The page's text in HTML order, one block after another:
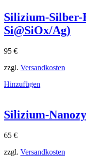
Silizium-
Si@SiOx/Ag)
95 €
zzgl. Versandkosten
Hinzufügen
Silizium-
65 €
zzgl. Versandkosten